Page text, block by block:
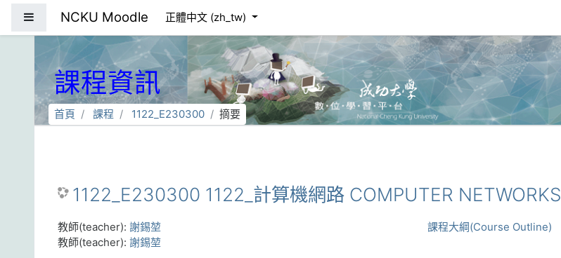
NCKU Moodle 正體中文 ‎(zh_tw)‎
課程資訊
首頁 課程 1122_E230300 摘要
1122_E230300 1122_計算機網路 COMPUTER NETWORKS
課程大綱(Course Outline)
教師(teacher): 謝錫堃
教師(teacher): 謝錫堃